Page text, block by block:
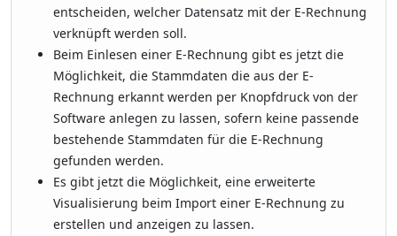
entscheiden, welcher Datensatz mit der E-Rechnung
verknüpft werden soll.
Beim Einlesen einer E-Rechnung gibt es jetzt die
Möglichkeit, die Stammdaten die aus der E-
Rechnung erkannt werden per Knopfdruck von der
Software anlegen zu lassen, sofern keine passende
bestehende Stammdaten für die E-Rechnung
gefunden werden.
Es gibt jetzt die Möglichkeit, eine erweiterte
Visualisierung beim Import einer E-Rechnung zu
erstellen und anzeigen zu lassen.